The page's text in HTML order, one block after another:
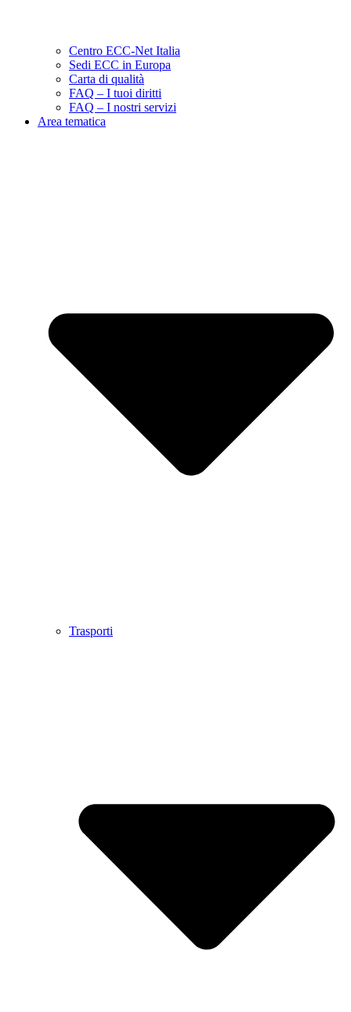
Centro ECC-Net Italia
Sedi ECC in Europa
Carta di qualità
FAQ – I tuoi diritti
FAQ – I nostri servizi
Area tematica
Trasporti